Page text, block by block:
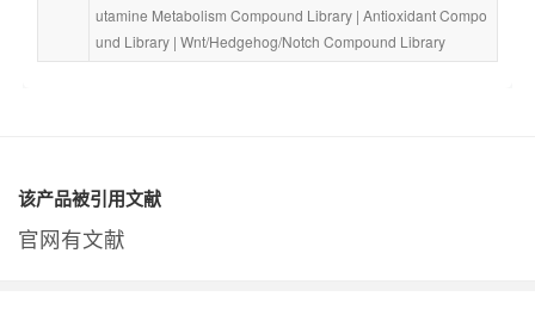
utamine Metabolism Compound Library | Antioxidant Compo
und Library | Wnt/Hedgehog/Notch Compound Library
该产品被引用文献
官网有文献